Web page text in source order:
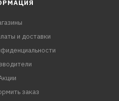
и доставки
заказ